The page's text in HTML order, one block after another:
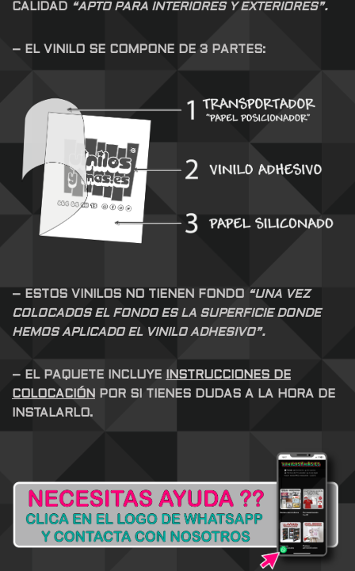
CALIDAD “APTO PARA INTERIORES Y EXTERIORES”.
– EL VINILO SE COMPONE DE 3 PARTES:
– ESTOS VINILOS NO TIENEN FONDO “UNA VEZ
COLOCADOS EL FONDO ES LA SUPERFICIE DONDE
HEMOS APLICADO EL VINILO ADHESIVO”.
– EL PAQUETE INCLUYE
INSTRUCCIONES DE
COLOCACIÓN
POR SI TIENES DUDAS A LA HORA DE
INSTALARLO.